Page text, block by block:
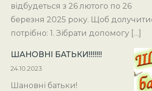
відбудеться з 26 лютого по 26
березня 2025 року. Щоб
потрібно: 1. Зібрати допомогу […]
ШАНОВНІ БАТЬКИ!!!!!!!
24.10.2023
Шановні батьки!